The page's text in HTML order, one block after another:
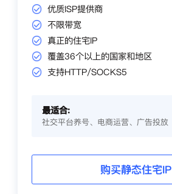
优质ISP提供商
不限带宽
真正的住宅IP
覆盖36个以上的国家和地区
支持HTTP/SOCKS5
最适合:
社交平台养号、电商运营、广告投放
购买静态住宅IP